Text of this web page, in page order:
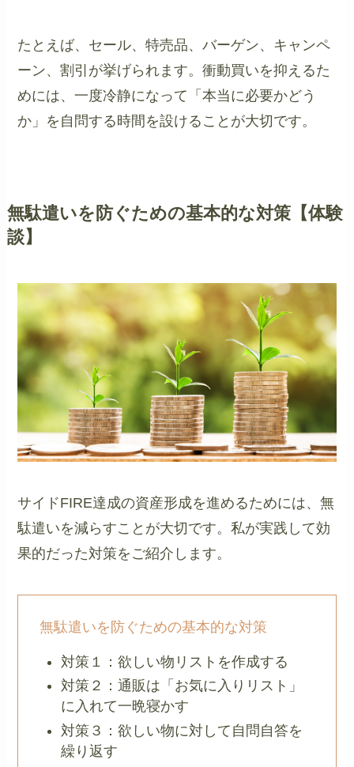
たとえば、セール、特売品、バーゲン、キャンペ
ーン、割引が挙げられます。衝動買いを抑えるた
めには、一度冷静になって「本当に必要かどう
か」を自問する時間を設けることが大切です。
無駄遣いを防ぐための基本的な対策【体験
談】
サイドFIRE達成の資産形成を進めるためには、無
駄遣いを減らすことが大切です。私が実践して効
果的だった対策をご紹介します。
無駄遣いを防ぐための基本的な対策
対策１：欲しい物リストを作成する
対策２：通販は「お気に入りリスト」
に入れて一晩寝かす
対策３：欲しい物に対して自問自答を
繰り返す